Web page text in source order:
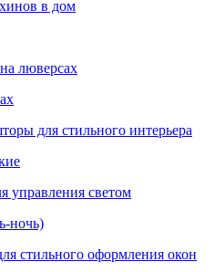
ночь)